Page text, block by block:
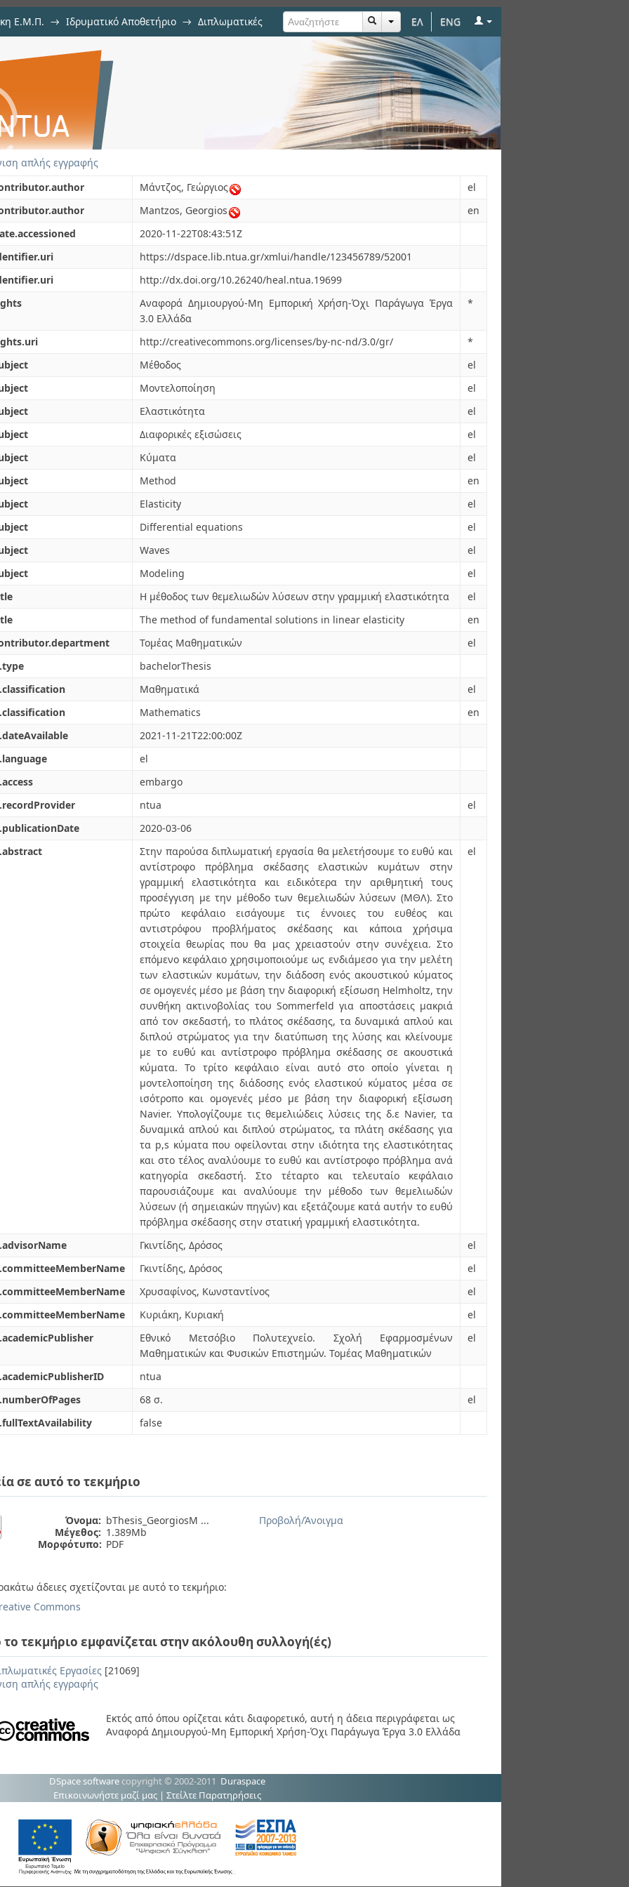
ΕΛ ENG
Ε.Μ.Π. → Ιδρυματικό Αποθετήριο → Διπλωματικές
λύσεων στην γραμμική ελαστικότητα
απλής εγγραφής
Μάντζος, Γεώργιος
el
Mantzos, Georgios
en
2020-11-22T08:43:51Z
https://dspace.lib.ntua.gr/xmlui/handle/123456789/52001
http://dx.doi.org/10.26240/heal.ntua.19699
Αναφορά Δημιουργού-Μη Εμπορική Χρήση-Όχι Παράγωγα Έργα
3.0 Ελλάδα
*
http://creativecommons.org/licenses/by-nc-nd/3.0/gr/
*
Μέθοδος
el
Μοντελοποίηση
el
Ελαστικότητα
el
Διαφορικές εξισώσεις
el
Κύματα
el
Method
en
Elasticity
el
Differential equations
el
Waves
el
Modeling
el
Η μέθοδος των θεμελιωδών λύσεων στην γραμμική ελαστικότητα
el
The method of fundamental solutions in linear elasticity
en
Τομέας Μαθηματικών
el
bachelorThesis
Μαθηματικά
el
Mathematics
en
2021-11-21T22:00:00Z
el
embargo
ntua
el
2020-03-06
Στην παρούσα διπλωματική εργασία θα μελετήσουμε το ευθύ και
αντίστροφο πρόβλημα σκέδασης ελαστικών κυμάτων στην
γραμμική ελαστικότητα και ειδικότερα την αριθμητική τους
προσέγγιση με την μέθοδο των θεμελιωδών λύσεων (ΜΘΛ). Στο
πρώτο κεφάλαιο εισάγουμε τις έννοιες του ευθέος και
αντιστρόφου προβλήματος σκέδασης και κάποια χρήσιμα
στοιχεία θεωρίας που θα μας χρειαστούν στην συνέχεια. Στο
επόμενο κεφάλαιο χρησιμοποιούμε ως ενδιάμεσο για την μελέτη
των ελαστικών κυμάτων, την διάδοση ενός ακουστικού κύματος
σε ομογενές μέσο με βάση την διαφορική εξίσωση Helmholtz, την
συνθήκη ακτινοβολίας του Sommerfeld για αποστάσεις μακριά
από τον σκεδαστή, το πλάτος σκέδασης, τα δυναμικά απλού και
διπλού στρώματος για την διατύπωση της λύσης και κλείνουμε
με το ευθύ και αντίστροφο πρόβλημα σκέδασης σε ακουστικά
κύματα. Το τρίτο κεφάλαιο είναι αυτό στο οποίο γίνεται η
μοντελοποίηση της διάδοσης ενός ελαστικού κύματος μέσα σε
ισότροπο και ομογενές μέσο με βάση την διαφορική εξίσωση
Navier. Υπολογίζουμε τις θεμελιώδεις λύσεις της δ.ε Navier, τα
δυναμικά απλού και διπλού στρώματος, τα πλάτη σκέδασης για
τα p,s κύματα που οφείλονται στην ιδιότητα της ελαστικότητας
και στο τέλος αναλύουμε το ευθύ και αντίστροφο πρόβλημα ανά
κατηγορία σκεδαστή. Στο τέταρτο και τελευταίο κεφάλαιο
παρουσιάζουμε και αναλύουμε την μέθοδο των θεμελιωδών
λύσεων (ή σημειακών πηγών) και εξετάζουμε κατά αυτήν το ευθύ
πρόβλημα σκέδασης στην στατική γραμμική ελαστικότητα.
el
Γκιντίδης, Δρόσος
el
Γκιντίδης, Δρόσος
el
Χρυσαφίνος, Κωνσταντίνος
el
Κυριάκη, Κυριακή
el
Εθνικό Μετσόβιο Πολυτεχνείο. Σχολή Εφαρμοσμένων
Μαθηματικών και Φυσικών Επιστημών. Τομέας Μαθηματικών
el
ntua
68 σ.
el
false
σε αυτό το τεκμήριο
Όνομα: bThesis_GeorgiosM ...
Μέγεθος: 1.389Mb
Μορφότυπο: PDF
Προβολή/Άνοιγμα
άδειες σχετίζονται με αυτό το τεκμήριο:
Commons
το τεκμήριο εμφανίζεται στην ακόλουθη συλλογή(ές)
Εργασίες [21069]
απλής εγγραφής
Εκτός από όπου ορίζεται κάτι διαφορετικό, αυτή η άδεια περιγράφεται ως
Αναφορά Δημιουργού-Μη Εμπορική Χρήση-Όχι Παράγωγα Έργα 3.0 Ελλάδα
DSpace software copyright © 2002-2011 Duraspace
Επικοινωνήστε μαζί μας | Στείλτε Παρατηρήσεις